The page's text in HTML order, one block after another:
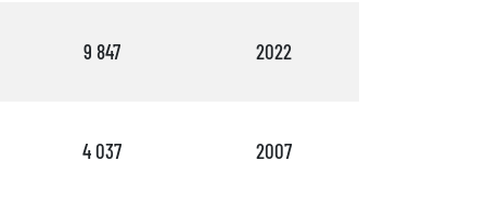
9 847 2022
4 037 2007